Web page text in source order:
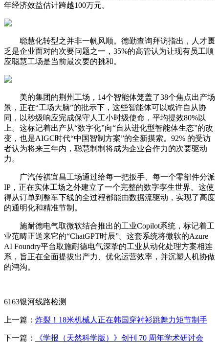
年经济效益估计跨越100万元。
聪慧化转型之并非一帆风顺。德勤查询拜访指出，人才匮
乏是企业面对的次要问题之一，35%的高管认为让现有员工顺
应聪慧工场是当前最次要的挑和。
美的集团的荆州工场，14个智能体笼盖了38个焦点出产场
景，正在“工场大脑”的批示下，这些智能体可以或许自从协
同，以秒级响应完成保守人工小时级使命，平均提效80%以
上。这标记着出产从“数字化”向“自从进化型智能体生态”的改
变，也是AIGC时代“中国智制方案”的全新摸索。92% 的受访
者认为将来三年内，聪慧制制将成为企业合作力的次要驱动
力。
广汽传祺宜昌工场通过给每一把扳手、每一个零部件分派
IP，正在实体工场之外建立了一个完整的数字孪生世界。这使
得从订单到整车下线的全过程都能由数据流驱动，实现了高度
的通明化和精准节制。
施耐德电气取微软结合推出的工业Copilot系统，标记着工
业范畴正送来它的“ChatGPT时辰”。这套系统将微软的Azure
AI Foundry平台取施耐德电气深挚的工业从动化处理方案相连
系，旨正在全面提拔出产力、优化运营效率，并沉塑人机协做
的鸿沟。
6163银河线路检测
上一篇： 炸裂！18米机械人正在韩国穿衬衫跳舞力矩节制手
下一篇： 《学报（天然科学版）》创刊 70 周年学术研讨会